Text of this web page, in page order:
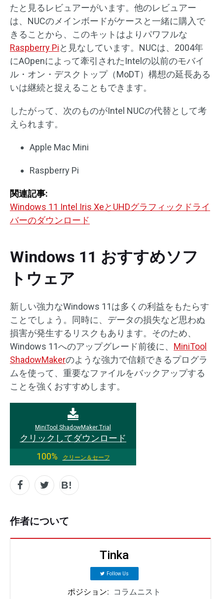
たと見るレビュアーがいます。他のレビュアー
は、NUCのメインボードがケースと一緒に購入で
きることから、このキットはよりパワフルな
Raspberry Piと見なしています。NUCは、2004年
にAOpenによって牽引されたIntelの以前のモバイ
ル・オン・デスクトップ（MoDT）構想の延長ある
いは継続と捉えることもできます。
したがって、次のものがIntel NUCの代替として考
えられます。
Apple Mac Mini
Raspberry Pi
関連記事:
Windows 11 Intel Iris XeとUHDグラフィックドライ
バーのダウンロード
Windows 11 おすすめソフ
トウェア
新しい強力なWindows 11は多くの利益をもたらす
ことでしょう。同時に、データの損失など思わぬ
損害が発生するリスクもあります。そのため、
Windows 11へのアップグレード前後に、 MiniTool
ShadowMakerのような強力で信頼できるプログラ
ムを使って、重要なファイルをバックアップする
ことを強くおすすめします。
MiniTool ShadowMaker Trial
クリックしてダウンロード
100%
クリーン＆セーフ
作者について
Tinka
Follow Us
ポジション:
コラムニスト